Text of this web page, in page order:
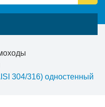
304/316) одностенный